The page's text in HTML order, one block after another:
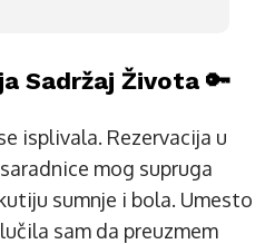
Sadržaj Života 🔑
isplivala. Rezervacija u
mog supruga
sumnje i bola. Umesto
sam da preuzmem